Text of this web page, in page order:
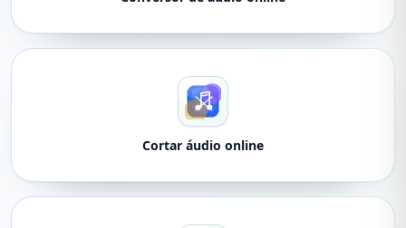
Cortar áudio online